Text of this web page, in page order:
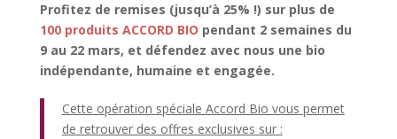
Profitez de remises (jusqu’à 25% !) sur plus de
100 produits ACCORD BIO pendant 2 semaines du
9 au 22 mars, et défendez avec nous une bio
indépendante, humaine et engagée.
Cette opération spéciale Accord Bio vous permet
de retrouver des offres exclusives sur :